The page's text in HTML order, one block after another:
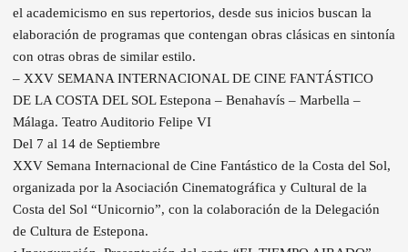
el academicismo en sus repertorios, desde sus inicios buscan la
elaboración de programas que contengan obras clásicas en sintonía
con otras obras de similar estilo.
– XXV SEMANA INTERNACIONAL DE CINE FANTÁSTICO
DE LA COSTA DEL SOL Estepona – Benahavís – Marbella –
Málaga. Teatro Auditorio Felipe VI
Del 7 al 14 de Septiembre
XXV Semana Internacional de Cine Fantástico de la Costa del Sol,
organizada por la Asociación Cinematográfica y Cultural de la
Costa del Sol “Unicornio”, con la colaboración de la Delegación
de Cultura de Estepona.